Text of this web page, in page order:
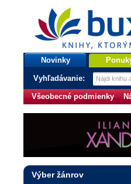
bux.sk
knihy, ktorými žijete
Úvodná stránka
Novinky
Vyhľadávanie:
Všeobecné podmienky
Výber žánrov